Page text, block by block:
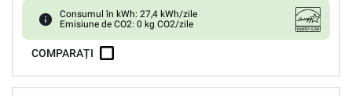
Consumul în kWh: 27,4 kWh/zile
Emisiune de CO2: 0 kg CO2/zile
COMPARAȚI